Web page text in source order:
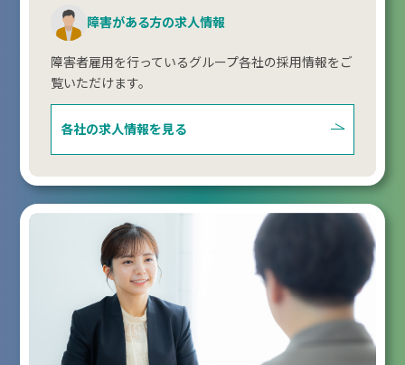
障害がある方の求人情報
障害者雇用を行っているグループ各社の採用情報をご
覧いただけます。
各社の求人情報を見る